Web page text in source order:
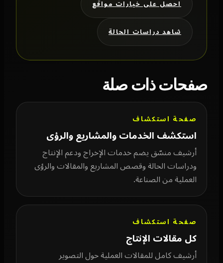
احصل على خيارات مواقع
شاهد دراسات الحالة
صفحات ذات صلة
صفحة استكشاف
استكشف الخدمات والمشاريع والرؤى
أرشيف منسّق يضم خدمات الإخراج ودعم الإنتاج
ودراسات الحالة وقصص المشاريع والمقالات والرؤى
العملية من الصناعة.
صفحة استكشاف
كل مقالات الإنتاج
أرشيف كامل للمقالات العملية حول التصوير